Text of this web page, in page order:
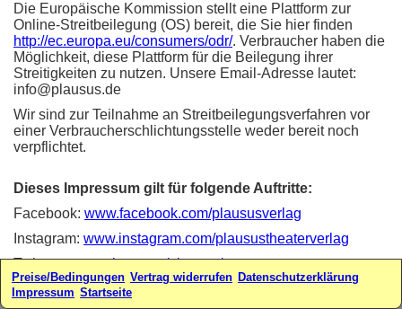
Die Europäische Kommission stellt eine Plattform zur
Online-Streitbeilegung (OS) bereit, die Sie hier finden
http://ec.europa.eu/consumers/odr/. Verbraucher haben die
Möglichkeit, diese Plattform für die Beilegung ihrer
Streitigkeiten zu nutzen. Unsere Email-Adresse lautet:
info@plausus.de
Wir sind zur Teilnahme an Streitbeilegungsverfahren vor
einer Verbraucherschlichtungsstelle weder bereit noch
verpflichtet.
Dieses Impressum gilt für folgende Auftritte:
Facebook: www.facebook.com/plaususverlag
Instagram: www.instagram.com/plausustheaterverlag
Twitter:www.twitter.com/plausus/
Webseiten:www.plausus.de
Preise/Bedingungen Vertrag widerrufen Datenschutzerklärung
Impressum Startseite